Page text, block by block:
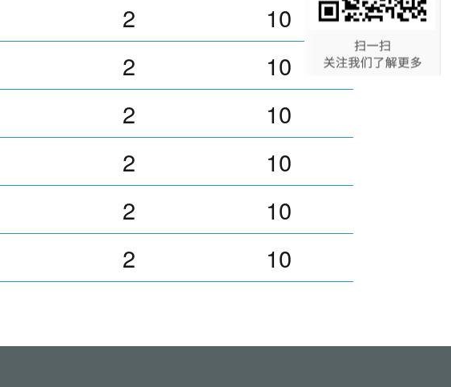
2
10
2
10
2
10
2
10
2
10
2 10